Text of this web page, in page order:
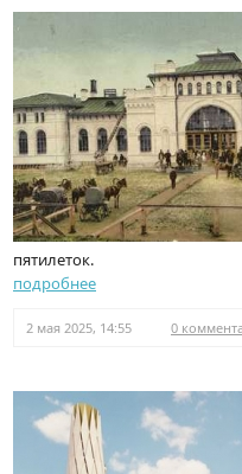
пятилеток.
подробнее
2 мая 2025, 14:55 0